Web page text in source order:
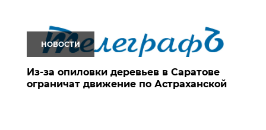
НОВОСТИ
Из-за опиловки деревьев в Саратове
ограничат движение по Астраханской